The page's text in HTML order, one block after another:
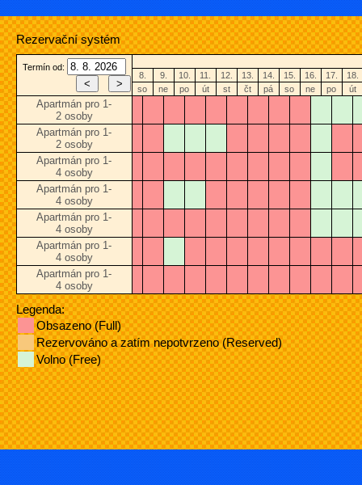
Rezervační systém
Termín od:
8.
9. 10. 11. 12. 13. 14. 15. 16. 17.
18.
so
ne po út st čt pá so ne po út
Apartmán pro 1-
2 osoby
Apartmán pro 1-
2 osoby
Apartmán pro 1-
4 osoby
Apartmán pro 1-
4 osoby
Apartmán pro 1-
4 osoby
Apartmán pro 1-
4 osoby
Apartmán pro 1-
4 osoby
Legenda:
Obsazeno (Full)
Rezervováno a zatím nepotvrzeno (Reserved)
Volno (Free)